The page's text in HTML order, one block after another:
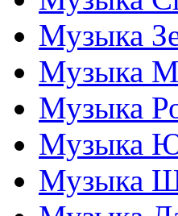
Музыка
Музыка
Музыка
Музыка
Музыка